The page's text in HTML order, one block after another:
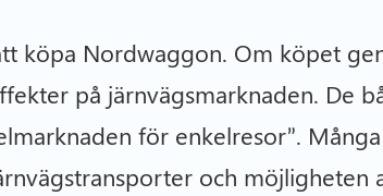
köpa Nordwaggon. Om köpet
på järnvägsmarknaden. De
för enkelresor”.
och möjligheten